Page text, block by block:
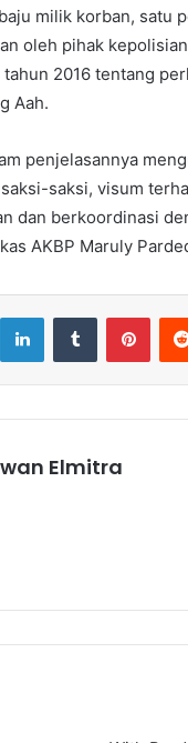
milik korban, satu
oleh pihak
tahun 2016 tentang
Aah.
penjelasannya
saksi, visum
dan berkoordinasi
AKBP Maruly
LinkedInTumblr
Elmitra